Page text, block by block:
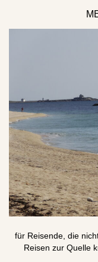
für Reisende, die
Reisen zur Quelle